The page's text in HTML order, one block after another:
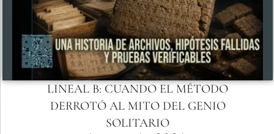
LINEAL B: CUANDO EL MÉTODO
DERROTÓ AL MITO DEL GENIO
SOLITARIO